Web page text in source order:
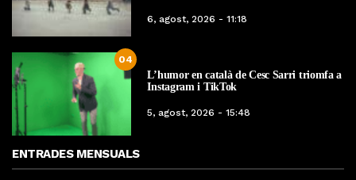
6, agost, 2026 - 11:18
04
L’humor en català de Cesc Sarri triomfa a
Instagram i TikTok
5, agost, 2026 - 15:48
ENTRADES MENSUALS